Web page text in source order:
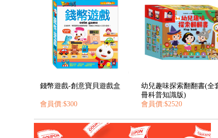
錢幣遊戲-創意寶貝遊戲盒
會員價:$300
幼兒趣味探索翻翻書(全
冊科普知識版)
會員價:$2520